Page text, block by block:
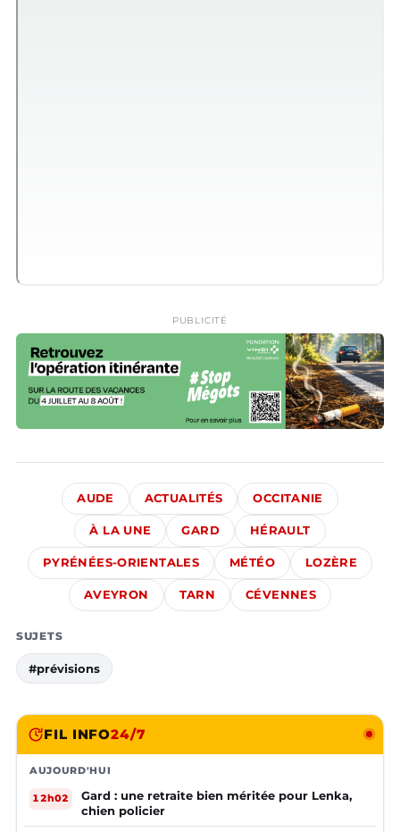
PUBLICITÉ
AUDE ACTUALITÉS OCCITANIE
À LA UNE GARD HÉRAULT
PYRÉNÉES-ORIENTALES MÉTÉO LOZÈRE
AVEYRON TARN CÉVENNES
SUJETS
#prévisions
FIL INFO24/7
AUJOURD'HUI
12h02
Gard : une retraite bien méritée pour Lenka,
chien policier